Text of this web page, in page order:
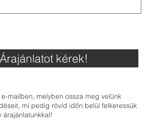
Árajánlatot kérek!
mailben, melyben ossza meg velünk
mi pedig rövid időn belül felkeressük
árajánlatunkkal!